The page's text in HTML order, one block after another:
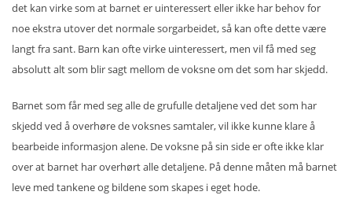
det kan virke som at barnet er uinteressert eller ikke har behov for
noe ekstra utover det normale sorgarbeidet, så kan ofte dette være
langt fra sant. Barn kan ofte virke uinteressert, men vil få med seg
absolutt alt som blir sagt mellom de voksne om det som har skjedd.
Barnet som får med seg alle de grufulle detaljene ved det som har
skjedd ved å overhøre de voksnes samtaler, vil ikke kunne klare å
bearbeide informasjon alene. De voksne på sin side er ofte ikke klar
over at barnet har overhørt alle detaljene. På denne måten må barnet
leve med tankene og bildene som skapes i eget hode.